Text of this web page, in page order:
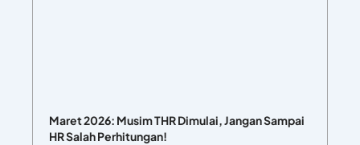
Maret 2026: Musim THR Dimulai, Jangan Sampai
HR Salah Perhitungan!